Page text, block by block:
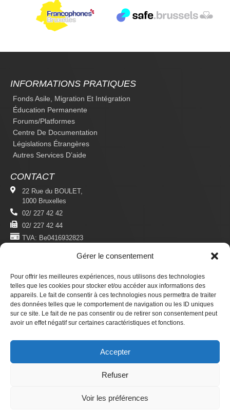
Gérer le consentement
Pour offrir les meilleures expériences, nous utilisons des technologies
telles que les cookies pour stocker et/ou accéder aux informations des
appareils. Le fait de consentir à ces technologies nous permettra de traiter
des données telles que le comportement de navigation ou les ID uniques
sur ce site. Le fait de ne pas consentir ou de retirer son consentement peut
avoir un effet négatif sur certaines caractéristiques et fonctions.
Accepter
Refuser
Voir les préférences
INFORMATIONS PRATIQUES
Fonds Asile, Migration Et Intégration
Éducation Permanente
Forums/platformes
Centre De Documentation
Législations Étrangères
Autres Services D’aide
CONTACT
22 Rue du BOULET,
1000 Bruxelles
02/ 227 42 42
02/ 227 42 44
TVA: Be0416932823
MENTIONS LÉGALES
Politique De Confidentialité
Conditions D'utilisation
S'ABONNER
Newsletter
Développement et design internes